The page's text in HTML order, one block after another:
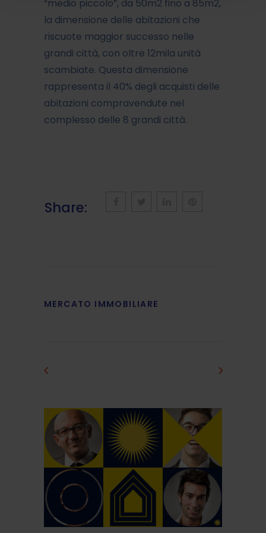
“medio piccolo”, da 50m2 fino a 85m2,
la dimensione delle abitazioni che
riscuote maggior successo nelle
grandi città, con oltre 12mila unità
scambiate. Questa dimensione
rappresenta il 40% degli acquisti delle
abitazioni compravendute nel
complesso delle 8 grandi città.
Share:
MERCATO IMMOBILIARE